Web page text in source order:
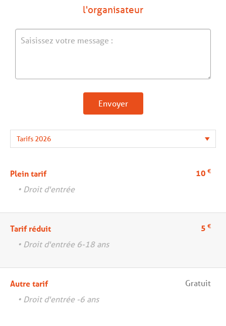
l'organisateur
Envoyer
Plein tarif 10 €
• Droit d'entrée
Tarif réduit 5 €
• Droit d'entrée 6-18 ans
Autre tarif
Gratuit
• Droit d'entrée -6 ans